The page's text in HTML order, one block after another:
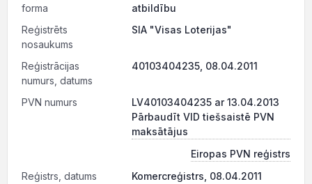
forma
atbildību
Reģistrēts
nosaukums
SIA "Visas Loterijas"
Reģistrācijas
numurs, datums
40103404235, 08.04.2011
PVN numurs
LV40103404235 ar 13.04.2013
Pārbaudīt VID tiešsaistē PVN
maksātājus
Eiropas PVN reģistrs
Reģistrs, datums
Komercreģistrs, 08.04.2011